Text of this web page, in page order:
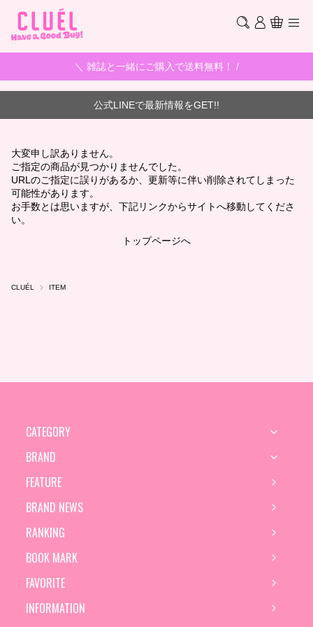
＼ 雑誌と一緒にご購入で送料無料！ /
公式LINEで最新情報をGET!!
大変申し訳ありません。
ご指定の商品が見つかりませんでした。
URLのご指定に誤りがあるか、更新等に伴い削除されてしまった
可能性があります。
お手数とは思いますが、下記リンクからサイトへ移動してくださ
い。
トップページへ
CLUÉL ITEM
CATEGORY
BRAND
FEATURE
BRAND NEWS
RANKING
BOOK MARK
FAVORITE
INFORMATION